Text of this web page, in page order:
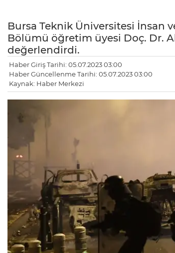
Bursa Teknik Üniversitesi İnsan
Bölümü öğretim üyesi Doç. Dr.
değerlendirdi.
Haber Giriş Tarihi: 05.07.2023 03:00
Haber Güncellenme Tarihi: 05.07.2023 03:00
Kaynak: Haber Merkezi